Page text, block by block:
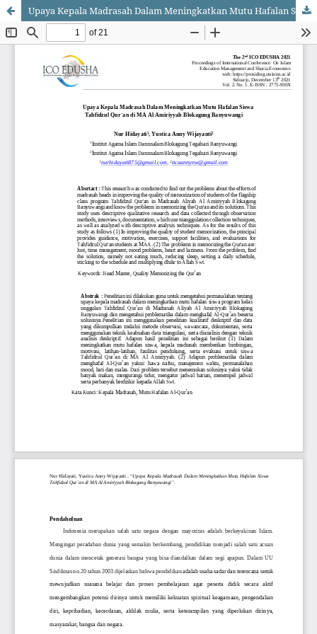
Upaya Kepala Madrasah Dalam Meningkatkan Mutu Hafalan Siswa Tahfidzul Qur`an di MA Al Amiriyyah Blokagung Banyuwangi